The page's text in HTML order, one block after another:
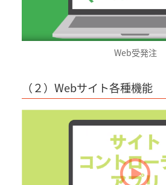
Web受発注
（２）Webサイト各種機能